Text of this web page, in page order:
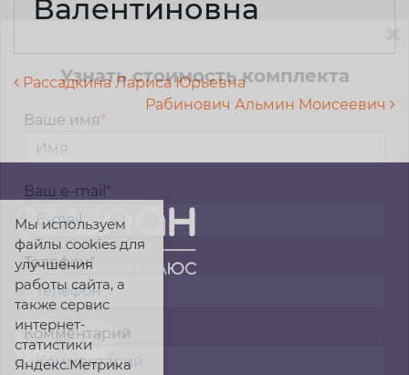
Валентиновна
Навигация по записям
Рассадкина Лариса Юрьевна
Рабинович Альмин Моисеевич
Узнать стоимость комплекта
Ваше имя *
Ваш e-mail *
Телефон*
Комментарий
Мы используем
файлы cookies для
улучшения
работы сайта, а
также сервис
интернет-
статистики
Яндекс.Метрика